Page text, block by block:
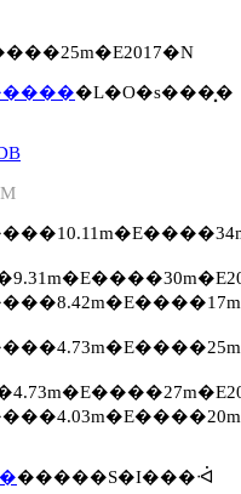
�L�O�s���͓�
�����S�I���ᐙ